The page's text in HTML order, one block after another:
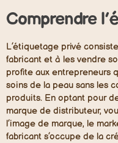
Comprendre
L’étiquetage privé
fabricant et à les vendre
profite aux entrepreneurs
soins de la peau sans les
produits. En optant pour
marque de distributeur,
l’image de marque, le
fabricant s’occupe de la